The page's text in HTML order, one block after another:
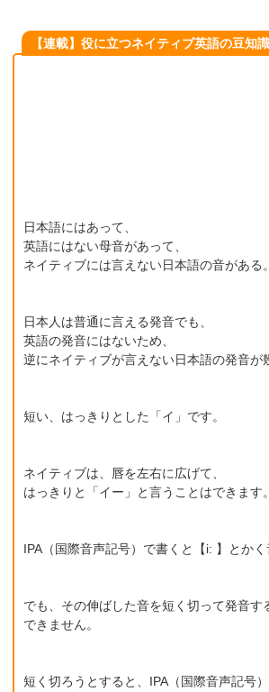
【連載】役に立つネイティブ英語の豆知識
日本語にはあって、
英語にはない母音があって、
ネイティブには言えない日本語の音がある。
日本人は普通に言える発音でも、
英語の発音にはないため、
逆にネイティブが言えない日本語の発音が
短い、はっきりとした「イ」です。
ネイティブは、唇を左右に広げて、
はっきりと「イー」と言うことはできます。
IPA（国際音声記号）で書くと【i: 】とかく
でも、その伸ばした音を短く切って発音す
できません。
短く切ろうとすると、IPA（国際音声記号